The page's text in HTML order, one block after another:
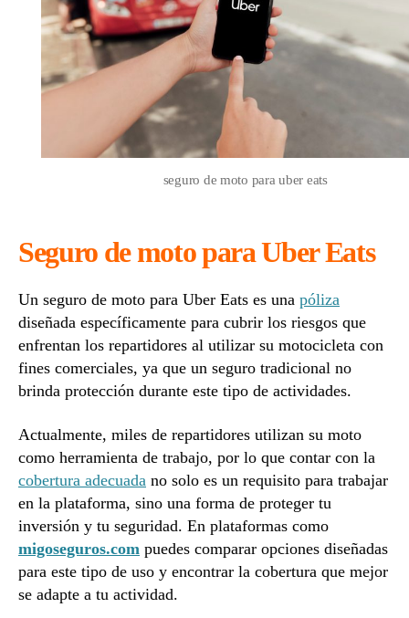
seguro de moto para uber eats
Seguro de moto para Uber Eats
Un seguro de moto para Uber Eats es una póliza
diseñada específicamente para cubrir los riesgos que
enfrentan los repartidores al utilizar su motocicleta con
fines comerciales, ya que un seguro tradicional no
brinda protección durante este tipo de actividades.
Actualmente, miles de repartidores utilizan su moto
como herramienta de trabajo, por lo que contar con la
cobertura adecuada no solo es un requisito para trabajar
en la plataforma, sino una forma de proteger tu
inversión y tu seguridad. En plataformas como
migoseguros.com puedes comparar opciones diseñadas
para este tipo de uso y encontrar la cobertura que mejor
se adapte a tu actividad.